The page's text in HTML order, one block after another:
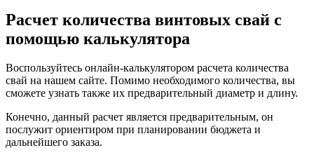
Расчет количества винтовых свай с
помощью калькулятора
Воспользуйтесь онлайн-калькулятором расчета количества
свай на нашем сайте. Помимо необходимого количества, вы
сможете узнать также их предварительный диаметр и длину.
Конечно, данный расчет является предварительным, он
послужит ориентиром при планировании бюджета и
дальнейшего заказа.